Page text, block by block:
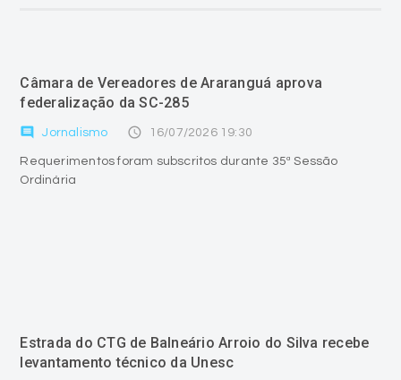
Câmara de Vereadores de Araranguá aprova
federalização da SC-285
comment Jornalismo access_time 16/07/2026 19:30
Requerimentos foram subscritos durante 35ª Sessão
Ordinária
Estrada do CTG de Balneário Arroio do Silva recebe
levantamento técnico da Unesc